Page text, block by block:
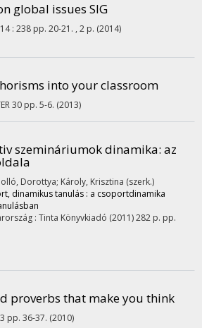
global issues SIG
: 238 pp. 20-21. , 2 p. (2014)
into your classroom
30 pp. 5-6. (2013)
szemináriumok dinamika: az
Dorottya; Károly, Krisztina (szerk.)
dinamikus tanulás : a csoportdinamika
: Tinta Könyvkiadó (2011)282 p. pp.
proverbs that make you think
3 pp. 36-37. (2010)